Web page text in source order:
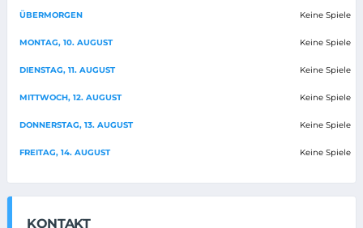
ÜBERMORGEN Keine Spiele
MONTAG, 10. AUGUST Keine Spiele
DIENSTAG, 11. AUGUST Keine Spiele
MITTWOCH, 12. AUGUST Keine Spiele
DONNERSTAG, 13. AUGUST Keine Spiele
FREITAG, 14. AUGUST Keine Spiele
KONTAKT